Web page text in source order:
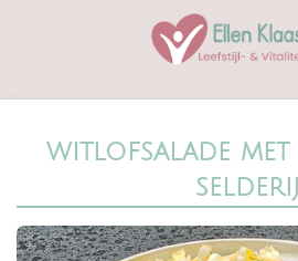
hoofdinhoud
witlofsalade met
selderij